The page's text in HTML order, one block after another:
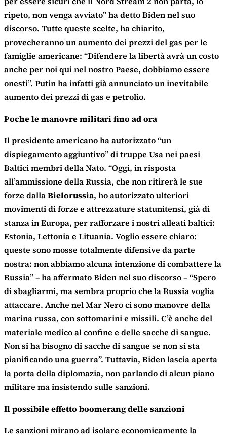
ripeto, non venga avviato” ha detto Biden nel suo
discorso. Tutte queste scelte, ha chiarito,
provecheranno un aumento dei prezzi del gas per le
famiglie americane: “Difendere la libertà avrà un costo
anche per noi qui nel nostro Paese, dobbiamo essere
onesti”. Putin ha infatti già annunciato un inevitabile
aumento dei prezzi di gas e petrolio.
Poche le manovre militari fino ad ora
Il presidente americano ha autorizzato “un
dispiegamento aggiuntivo” di truppe Usa nei paesi
Baltici membri della Nato. “Oggi, in risposta
all’ammissione della Russia, che non ritirerà le sue
forze dallaBielorussia, ho autorizzato ulteriori
movimenti di forze e attrezzature statunitensi, già di
stanza in Europa, per rafforzare i nostri alleati baltici:
Estonia, Lettonia e Lituania. Voglio essere chiaro:
queste sono mosse totalmente difensive da parte
nostra: non abbiamo alcuna intenzione di combattere la
Russia” – ha affermato Biden nel suo discorso – “Spero
di sbagliarmi, ma sembra proprio che la Russia voglia
attaccare. Anche nel Mar Nero ci sono manovre della
marina russa, con sottomarini e missili. C’è anche del
materiale medico al confine e delle sacche di sangue.
Non si ha bisogno di sacche di sangue se non si sta
pianificando una guerra”. Tuttavia, Biden lascia aperta
la porta della diplomazia, non parlando di alcun piano
militare ma insistendo sulle sanzioni.
Il possibile effetto boomerang delle sanzioni
Le sanzioni mirano ad isolare economicamente la